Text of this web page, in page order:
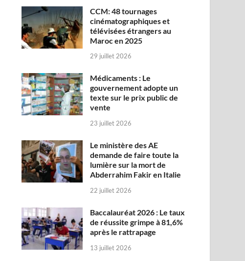
CCM: 48 tournages
cinématographiques et
télévisées étrangers au
Maroc en 2025
29 juillet 2026
Médicaments : Le
gouvernement adopte un
texte sur le prix public de
vente
23 juillet 2026
Le ministère des AE
demande de faire toute la
lumière sur la mort de
Abderrahim Fakir en Italie
22 juillet 2026
Baccalauréat 2026 : Le taux
de réussite grimpe à 81,6%
après le rattrapage
13 juillet 2026